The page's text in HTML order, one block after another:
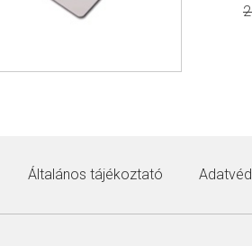
Általános tájékoztató